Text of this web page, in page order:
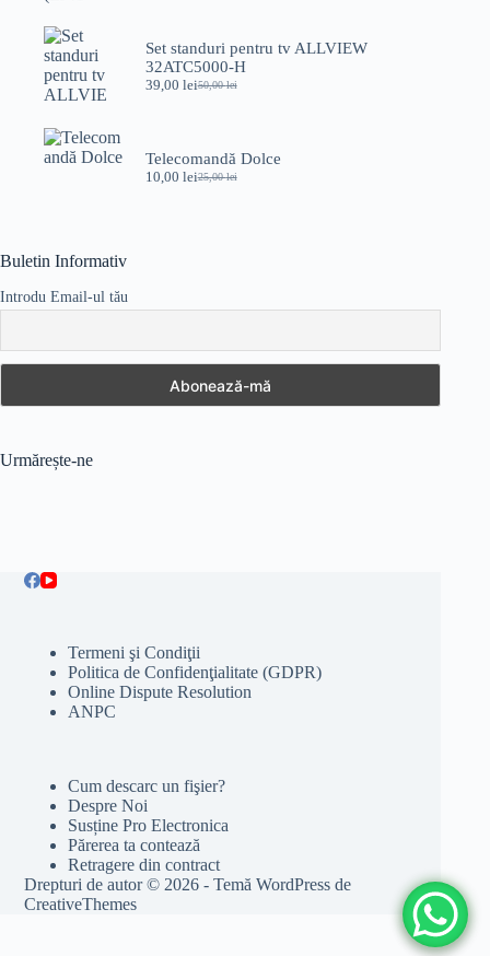
fost:
100,00 lei.
75,00 lei.
Set standuri pentru tv ALLVIEW
32ATC5000-H
50,00lei
Prețul
50,00 lei.
39,00 leiPrețul
Telecomandă Dolce
25,00lei
Prețul
10,00 leiPrețul
Buletin Informativ
Introdu Email-ul tău
Urmărește-ne
Termeni şi Condiţii
Politica de Confidenţialitate (GDPR)
Online Dispute Resolution
ANPC
Cum descarc un fişier?
Despre Noi
Susține Pro Electronica
Părerea ta contează
Retragere din contract
Drepturi de autor © 2026 - Temă WordPress de
CreativeThemes